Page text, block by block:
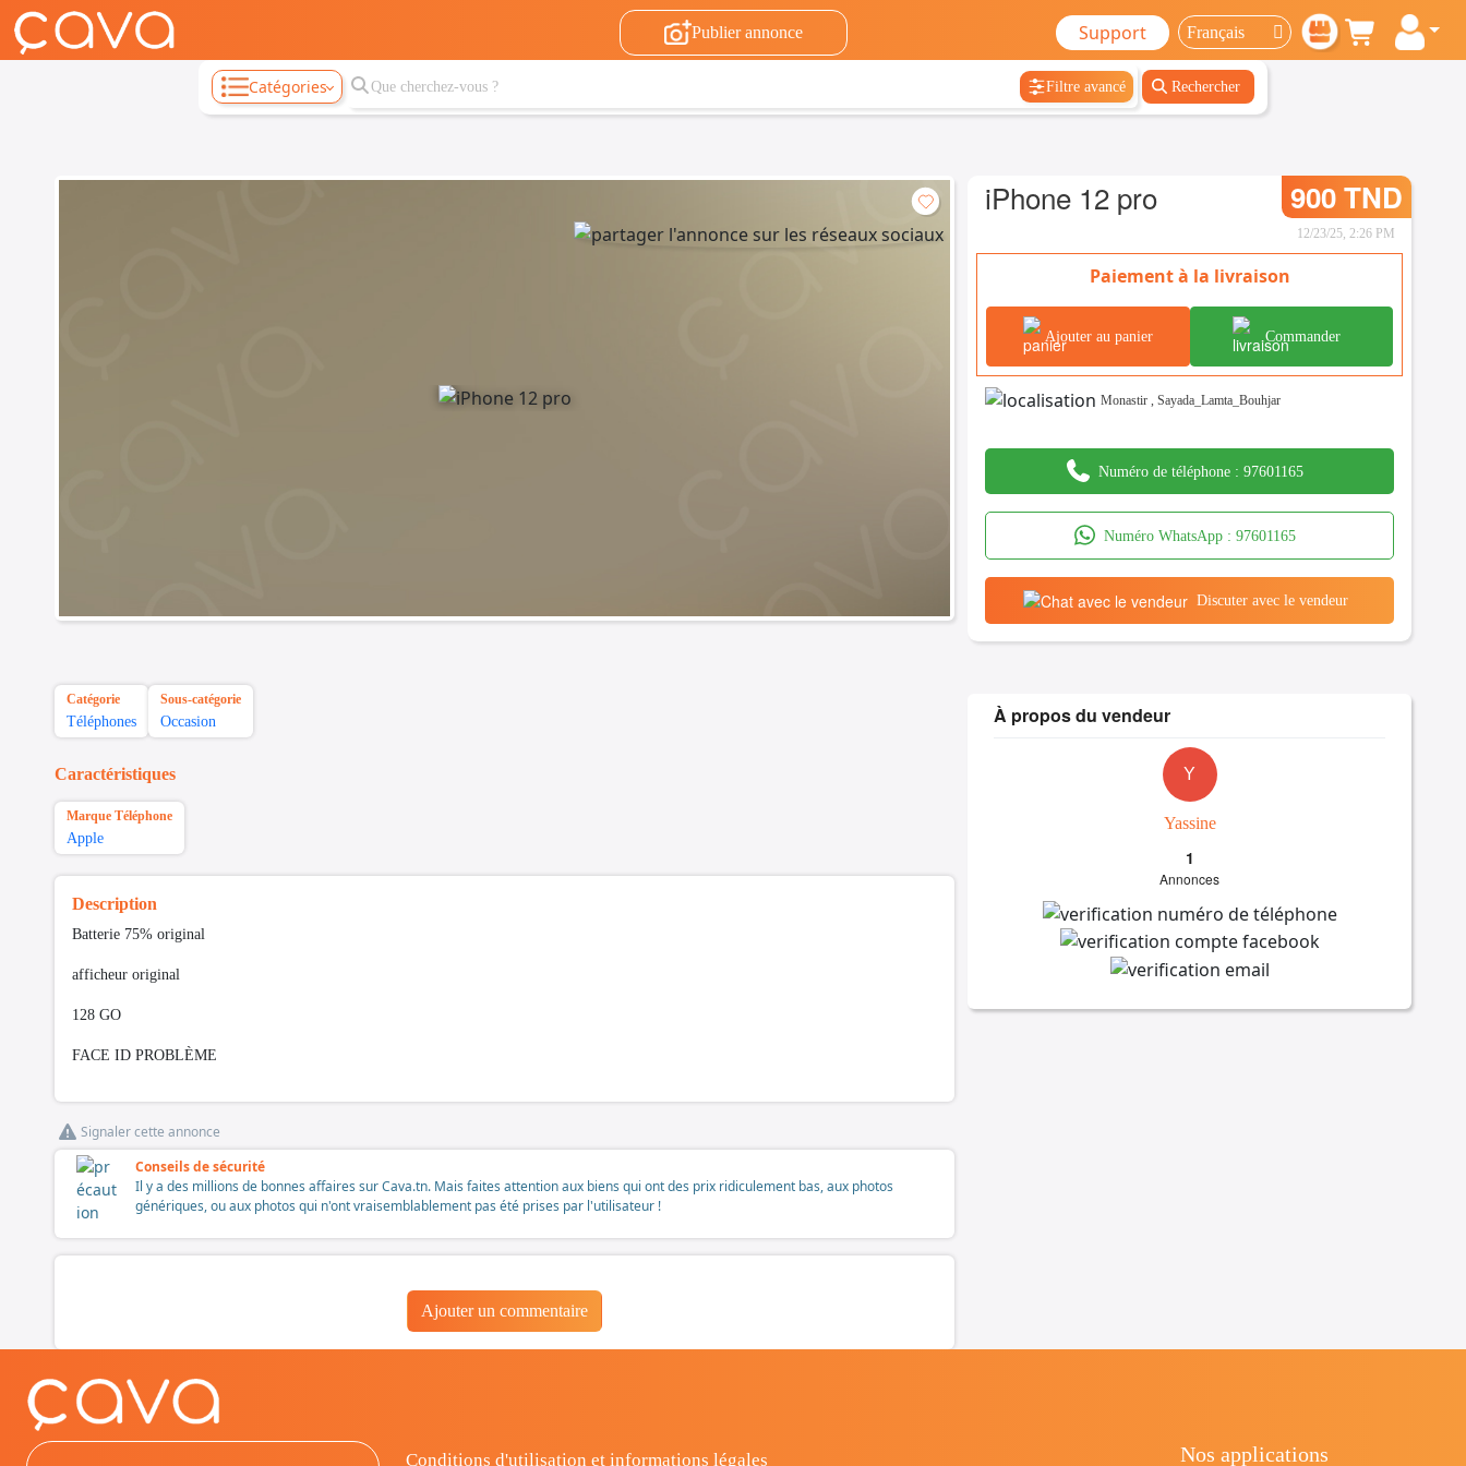
Publier annonce Support
Catégories Filtre avancé Rechercher
iPhone 12 pro 900 TND
12/23/25, 2:26 PM
Paiement à la livraison
Ajouter au panier Commander
Monastir ,Sayada_Lamta_Bouhjar
Numéro de téléphone :97601165
Numéro WhatsApp : 97601165
Discuter avec le vendeur
Catégorie
Téléphones
Sous-catégorie
Occasion
Caractéristiques
Marque Téléphone
Apple
Description
Batterie 75% original
afficheur original
128 GO
FACE ID PROBLÈME
Signaler cette annonce
Conseils de sécurité
Il y a des millions de bonnes affaires sur Cava.tn. Mais faites attention aux biens qui ont des prix ridiculement bas, aux photos
génériques, ou aux photos qui n'ont vraisemblablement pas été prises par l'utilisateur !
Ajouter un commentaire
À propos du vendeur
Y
Yassine
1
Annonces
Conditions d'utilisation et informations légales Nos applications